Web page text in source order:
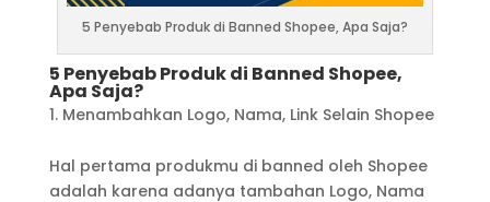
5 Penyebab Produk di Banned Shopee, Apa Saja?
5 Penyebab Produk di Banned Shopee,
Apa Saja?
Menambahkan Logo, Nama, Link Selain Shopee
Hal pertama produkmu di banned oleh Shopee
adalah karena adanya tambahan Logo, Nama